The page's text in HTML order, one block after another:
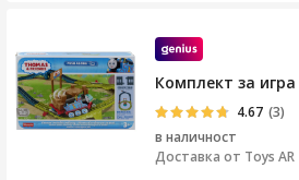
Комплект за
4.67 (3)
в наличност
Доставка от Toys AR